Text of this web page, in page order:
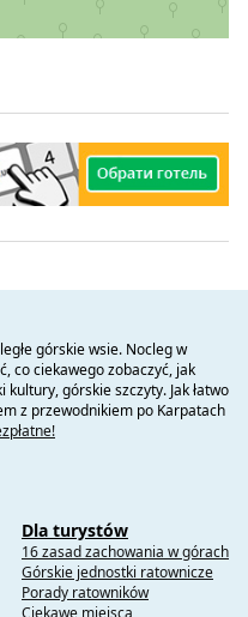
górskie wsie. Nocleg w
co ciekawego zobaczyć, jak
górskie szczyty. Jak łatwo
z przewodnikiem po Karpatach
Dla turystów
16 zasad zachowania w górach
Górskie jednostki ratownicze
Porady ratowników